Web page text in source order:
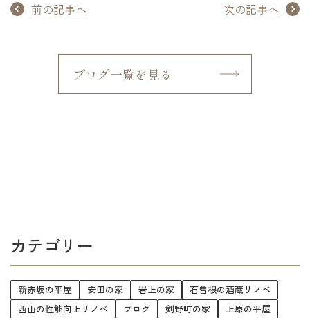
前の記事へ 次の記事へ
ブログ一覧を見る
カテゴリー
新赤坂の平屋 安田の家 岩上の家
石曽根の酒蔵リノベ
西山の性能向上リノベ
ブログ 剣野町の家 上原の平屋